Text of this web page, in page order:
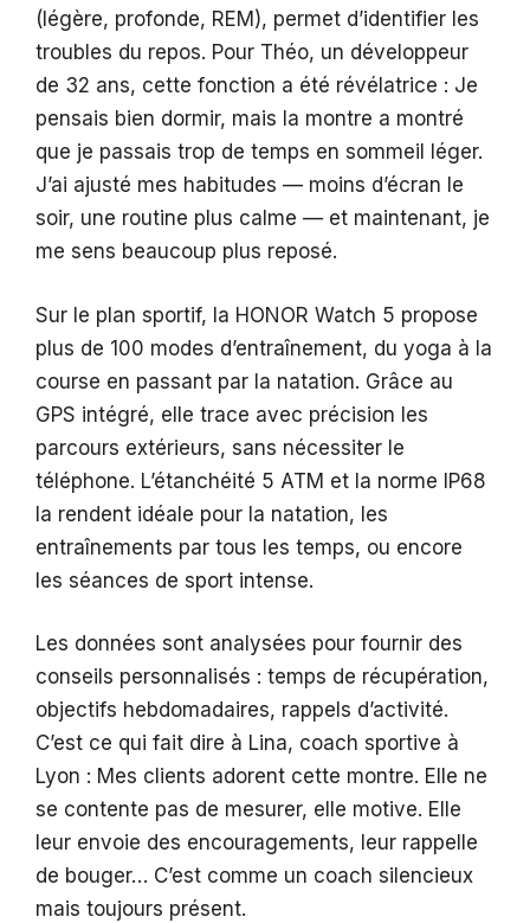
(légère, profonde, REM), permet d’identifier les
troubles du repos. Pour Théo, un développeur
de 32 ans, cette fonction a été révélatrice : Je
pensais bien dormir, mais la montre a montré
que je passais trop de temps en sommeil léger.
J’ai ajusté mes habitudes — moins d’écran le
soir, une routine plus calme — et maintenant, je
me sens beaucoup plus reposé.
Sur le plan sportif, la HONOR Watch 5 propose
plus de 100 modes d’entraînement, du yoga à la
course en passant par la natation. Grâce au
GPS intégré, elle trace avec précision les
parcours extérieurs, sans nécessiter le
téléphone. L’étanchéité 5 ATM et la norme IP68
la rendent idéale pour la natation, les
entraînements par tous les temps, ou encore
les séances de sport intense.
Les données sont analysées pour fournir des
conseils personnalisés : temps de récupération,
objectifs hebdomadaires, rappels d’activité.
C’est ce qui fait dire à Lina, coach sportive à
Lyon : Mes clients adorent cette montre. Elle ne
se contente pas de mesurer, elle motive. Elle
leur envoie des encouragements, leur rappelle
de bouger… C’est comme un coach silencieux
mais toujours présent.